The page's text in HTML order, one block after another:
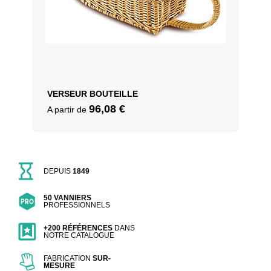
VERSEUR BOUTEILLE
A partir de 96,08 €
DEPUIS1849
50 VANNIERS
PROFESSIONNELS
+200 RÉFÉRENCES DANS
NOTRE CATALOGUE
FABRICATIONSUR-
MESURE